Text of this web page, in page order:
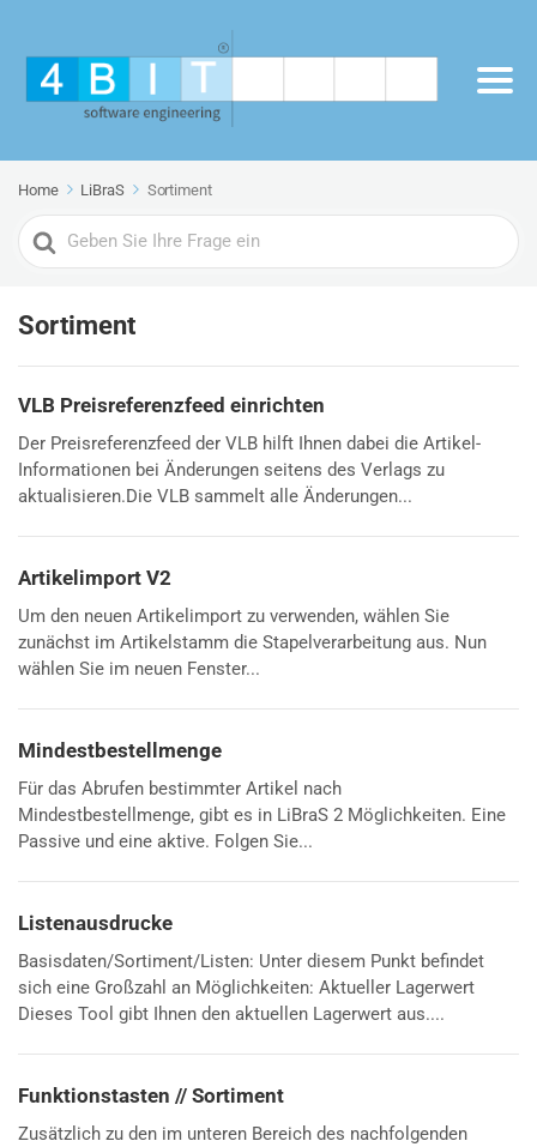
Home LiBraS Sortiment
Search
For
Sortiment
VLB Preisreferenzfeed einrichten
Der Preisreferenzfeed der VLB hilft Ihnen dabei die Artikel-
Informationen bei Änderungen seitens des Verlags zu
aktualisieren.Die VLB sammelt alle Änderungen...
Artikelimport V2
Um den neuen Artikelimport zu verwenden, wählen Sie
zunächst im Artikelstamm die Stapelverarbeitung aus. Nun
wählen Sie im neuen Fenster...
Mindestbestellmenge
Für das Abrufen bestimmter Artikel nach
Mindestbestellmenge, gibt es in LiBraS 2 Möglichkeiten. Eine
Passive und eine aktive. Folgen Sie...
Listenausdrucke
Basisdaten/Sortiment/Listen: Unter diesem Punkt befindet
sich eine Großzahl an Möglichkeiten: Aktueller Lagerwert
Dieses Tool gibt Ihnen den aktuellen Lagerwert aus....
Funktionstasten // Sortiment
Zusätzlich zu den im unteren Bereich des nachfolgenden